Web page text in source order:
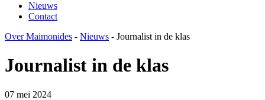
Nieuws
Contact
Over Maimonides - Nieuws - Journalist in de klas
Journalist in de klas
07 mei 2024